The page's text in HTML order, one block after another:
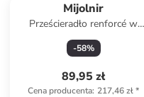
Mijolnir
Prześcieradło renforcé w
kolorze jasnoróżowym na
gumce
-58%
89,95 zł
Cena producenta: 217,46 zł*